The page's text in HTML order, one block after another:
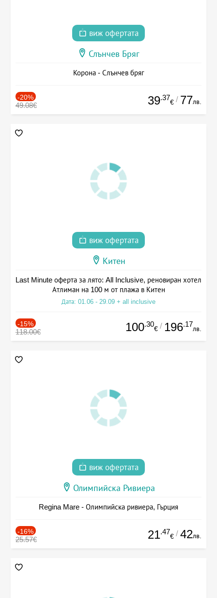
виж офертата
Слънчев Бряг
Корона - Слънчев бряг
-20%
49.08€ 39.37
€ / 77лв.
виж офертата
Китен
Last Minute оферта за лято: All Inclusive, реновиран хотел
Атлиман на 100 м от плажа в Китен
Дата: 01.06 - 29.09 + all inclusive
-15%
118.00€ 100.30
€ / 196.17
лв.
виж офертата
Олимпийска Ривиера
Regina Mare - Олимпийска ривиера, Гърция
-16%
25.57€ 21.47
€ / 42лв.